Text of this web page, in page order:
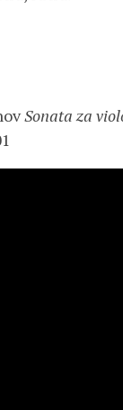
Sonata za